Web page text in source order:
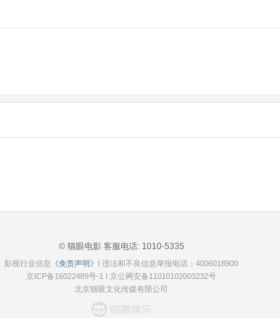
© 猫眼电影 客服电话:1010-5335
影视行业信息 《免责声明》
I 违法和不良信息举报电话：4006018900
京ICP备16022489号-1
京公网安备11010102003232号
北京猫眼文化传媒有限公司